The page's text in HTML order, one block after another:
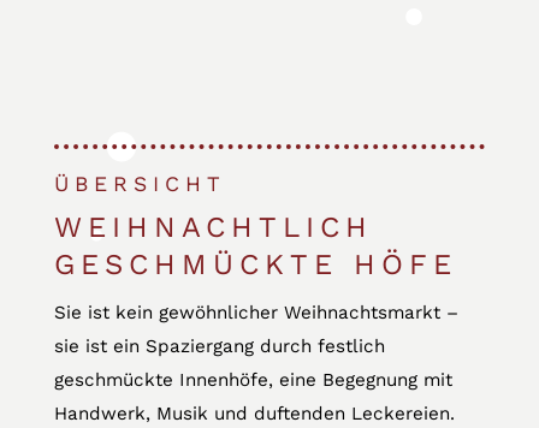
ÜBERSICHT
WEIHNACHTLICH
GESCHMÜCKTE HÖFE
Sie ist kein gewöhnlicher Weihnachtsmarkt –
sie ist ein Spaziergang durch festlich
geschmückte Innenhöfe, eine Begegnung mit
Handwerk, Musik und duftenden Leckereien.